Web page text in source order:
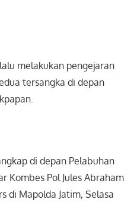
melakukan pengejaran
tersangka di depan
di depan Pelabuhan
Kombes Pol Jules Abraham
di Mapolda Jatim, Selasa